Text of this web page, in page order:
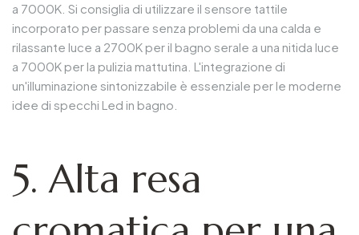
a 7000K. Si consiglia di utilizzare il sensore tattile
incorporato per passare senza problemi da una calda e
rilassante luce a 2700K per il bagno serale a una nitida luce
a 7000K per la pulizia mattutina. L'integrazione di
un'illuminazione sintonizzabile è essenziale per le moderne
idee di specchi Led in bagno.
5. Alta resa